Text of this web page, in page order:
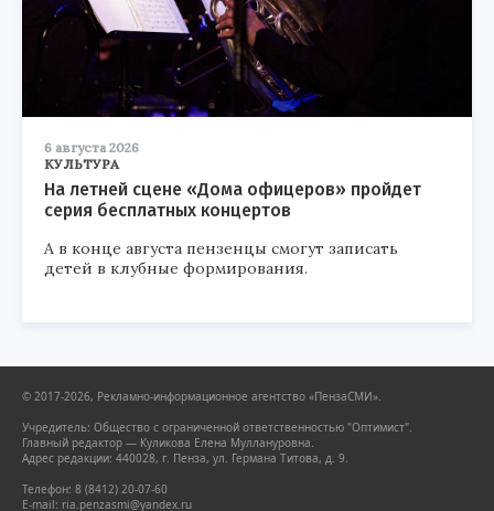
6 августа 2026
КУЛЬТУРА
На летней сцене «Дома офицеров» пройдет
серия бесплатных концертов
А в конце августа пензенцы смогут записать
детей в клубные формирования.
© 2017-2026, Рекламно-информационное агентство «ПензаСМИ».
Учредитель: Общество с ограниченной ответственностью "Оптимист".
Главный редактор — Куликова Елена Муллануровна.
Адрес редакции: 440028, г. Пенза, ул. Германа Титова, д. 9.
Телефон: 8 (8412) 20-07-60
E-mail: ria.penzasmi@yandex.ru